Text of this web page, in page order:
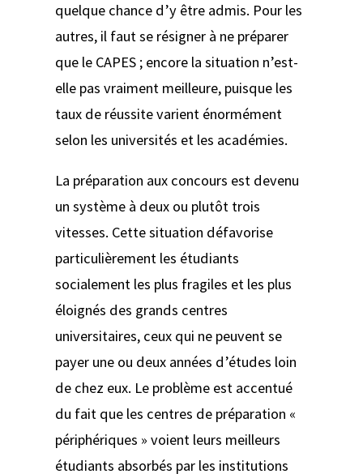
quelque chance d’y être admis. Pour les
autres, il faut se résigner à ne préparer
que le CAPES ; encore la situation n’est-
elle pas vraiment meilleure, puisque les
taux de réussite varient énormément
selon les universités et les académies.
La préparation aux concours est devenu
un système à deux ou plutôt trois
vitesses. Cette situation défavorise
particulièrement les étudiants
socialement les plus fragiles et les plus
éloignés des grands centres
universitaires, ceux qui ne peuvent se
payer une ou deux années d’études loin
de chez eux. Le problème est accentué
du fait que les centres de préparation «
périphériques » voient leurs meilleurs
étudiants absorbés par les institutions